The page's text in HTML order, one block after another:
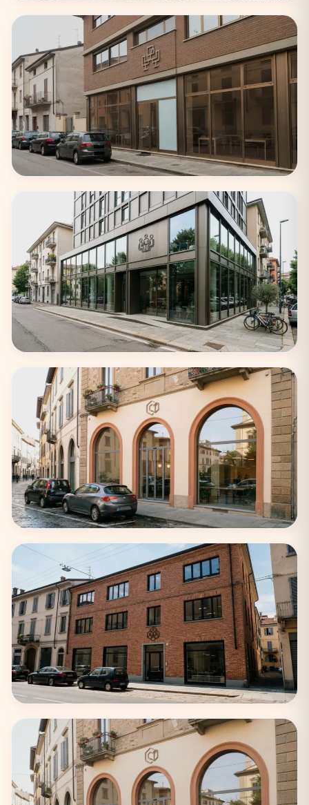
Milano
75 coworking
Roma
62 coworking
Torino
33 coworking
Napoli
22 coworking
Bologna
17 coworking